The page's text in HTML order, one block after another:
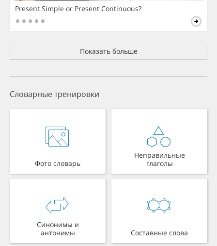
Present Simple or Present Continuous?
Показать больше
Словарные тренировки
Фото словарь
Неправильные
глаголы
Синонимы и
антонимы
Составные слова